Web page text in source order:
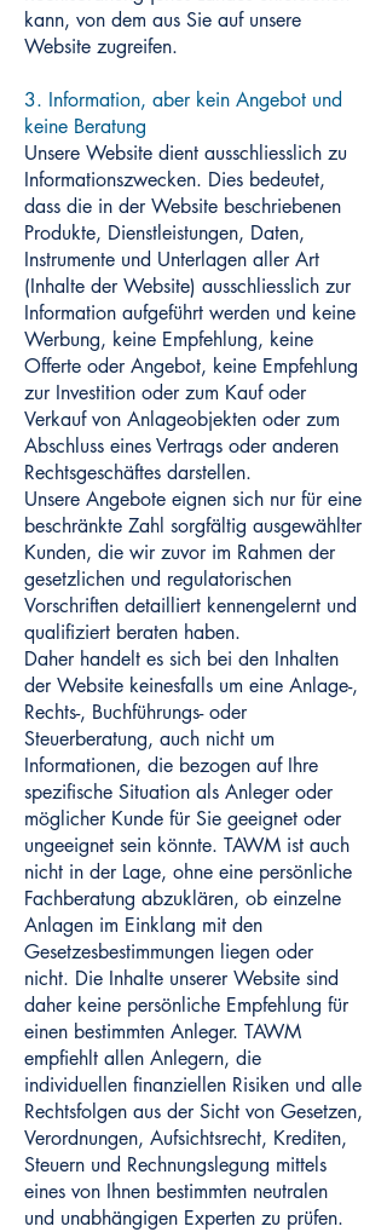
kann, von dem aus Sie auf unsere
Website zugreifen.
3. Information, aber kein Angebot und
keine Beratung
Unsere Website dient ausschliesslich zu
Informationszwecken. Dies bedeutet,
dass die in der Website beschriebenen
Produkte, Dienstleistungen, Daten,
Instrumente und Unterlagen aller Art
(Inhalte der Website) ausschliesslich zur
Information aufgeführt werden und keine
Werbung, keine Empfehlung, keine
Offerte oder Angebot, keine Empfehlung
zur Investition oder zum Kauf oder
Verkauf von Anlageobjekten oder zum
Abschluss eines Vertrags oder anderen
Rechtsgeschäftes darstellen.
Unsere Angebote eignen sich nur für eine
beschränkte Zahl sorgfältig ausgewählter
Kunden, die wir zuvor im Rahmen der
gesetzlichen und regulatorischen
Vorschriften detailliert kennengelernt und
qualifiziert beraten haben.
Daher handelt es sich bei den Inhalten
der Website keinesfalls um eine Anlage-,
Rechts-, Buchführungs- oder
Steuerberatung, auch nicht um
Informationen, die bezogen auf Ihre
spezifische Situation als Anleger oder
möglicher Kunde für Sie geeignet oder
ungeeignet sein könnte. TAWM ist auch
nicht in der Lage, ohne eine persönliche
Fachberatung abzuklären, ob einzelne
Anlagen im Einklang mit den
Gesetzesbestimmungen liegen oder
nicht. Die Inhalte unserer Website sind
daher keine persönliche Empfehlung für
einen bestimmten Anleger. TAWM
empfiehlt allen Anlegern, die
individuellen finanziellen Risiken und alle
Rechtsfolgen aus der Sicht von Gesetzen,
Verordnungen, Aufsichtsrecht, Krediten,
Steuern und Rechnungslegung mittels
eines von Ihnen bestimmten neutralen
und unabhängigen Experten zu prüfen.